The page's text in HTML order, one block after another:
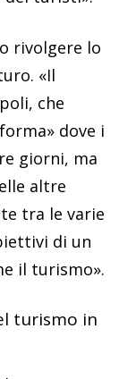
rivolgere lo
«Il
che
dove i
giorni, ma
altre
tra le varie
di un
il turismo».
turismo in